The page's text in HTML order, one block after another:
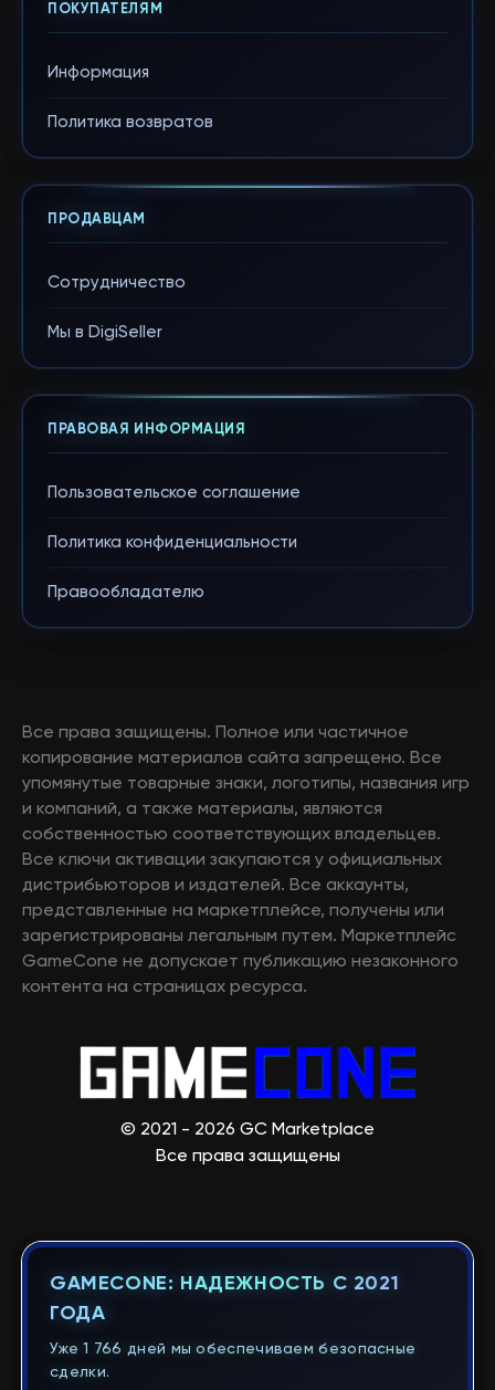
ПОКУПАТЕЛЯМ
Информация
Политика возвратов
ПРОДАВЦАМ
Сотрудничество
Мы в DigiSeller
ПРАВОВАЯ ИНФОРМАЦИЯ
Пользовательское соглашение
Политика конфиденциальности
Правообладателю
Все права защищены. Полное или частичное
копирование материалов сайта запрещено. Все
упомянутые товарные знаки, логотипы, названия игр
и компаний, а также материалы, являются
собственностью соответствующих владельцев.
Все ключи активации закупаются у официальных
дистрибьюторов и издателей. Все аккаунты,
представленные на маркетплейсе, получены или
зарегистрированы легальным путем. Маркетплейс
GameCone не допускает публикацию незаконного
контента на страницах ресурса.
© 2021 - 2026 GC Marketplace
Все права защищены
GAMECONE: НАДЕЖНОСТЬ С 2021
ГОДА
Уже 1 766 дней мы обеспечиваем безопасные
сделки.